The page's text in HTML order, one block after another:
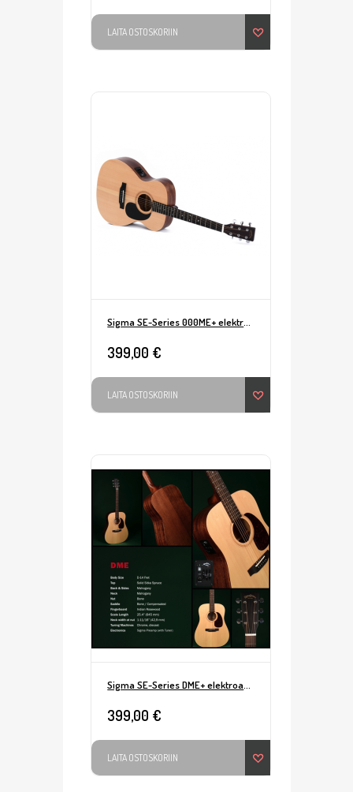
LAITA OSTOSKORIIN
399,00 €
LAITA OSTOSKORIIN
399,00 €
LAITA OSTOSKORIIN